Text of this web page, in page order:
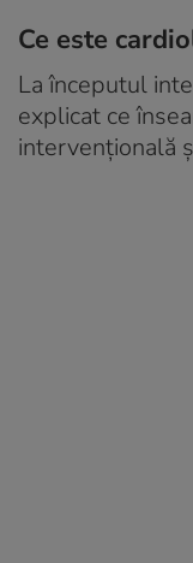
Ce este
La începutul
explicat ce
intervențională